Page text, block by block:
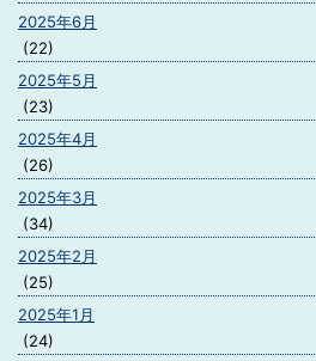
2025年6月
(22)
2025年5月
(23)
2025年4月
(26)
2025年3月
(34)
2025年2月
(25)
2025年1月
(24)